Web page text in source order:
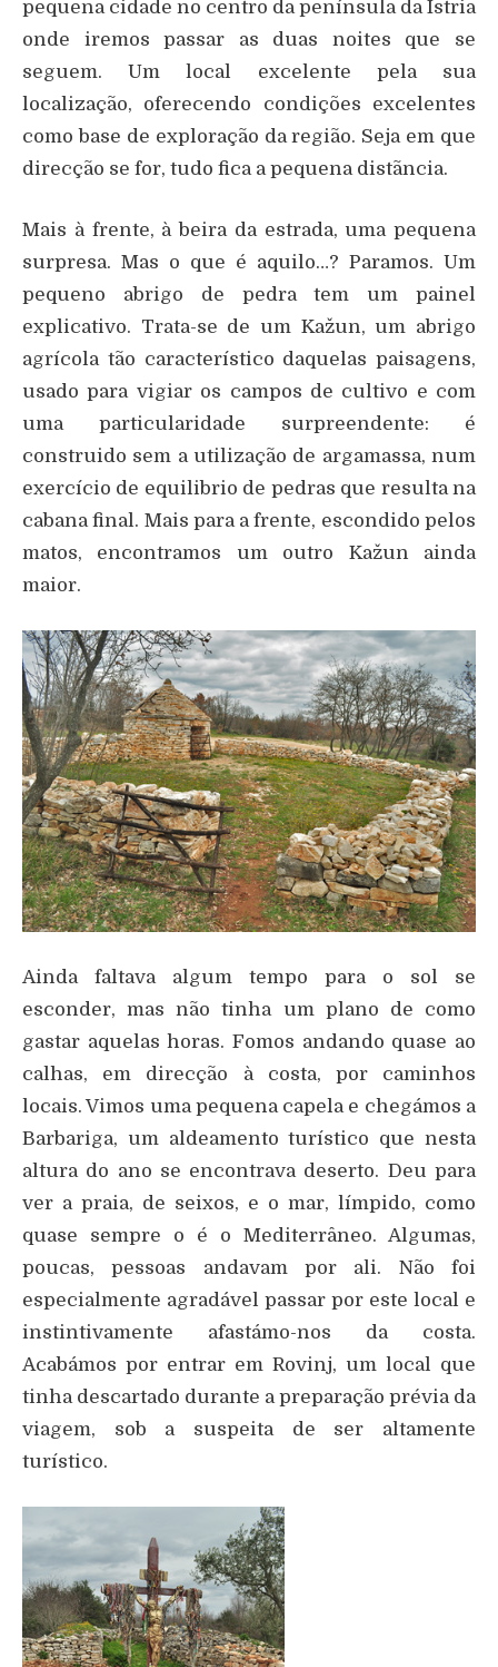
pequena cidade no centro da península da Istria
onde iremos passar as duas noites que se
seguem. Um local excelente pela sua
localização, oferecendo condições excelentes
como base de exploração da região. Seja em que
direcção se for, tudo fica a pequena distãncia.
Mais à frente, à beira da estrada, uma pequena
surpresa. Mas o que é aquilo…? Paramos. Um
pequeno abrigo de pedra tem um painel
explicativo. Trata-se de um Kažun, um abrigo
agrícola tão característico daquelas paisagens,
usado para vigiar os campos de cultivo e com
uma particularidade surpreendente: é
construido sem a utilização de argamassa, num
exercício de equilibrio de pedras que resulta na
cabana final. Mais para a frente, escondido pelos
matos, encontramos um outro Kažun ainda
maior.
Ainda faltava algum tempo para o sol se
esconder, mas não tinha um plano de como
gastar aquelas horas. Fomos andando quase ao
calhas, em direcção à costa, por caminhos
locais. Vimos uma pequena capela e chegámos a
Barbariga, um aldeamento turístico que nesta
altura do ano se encontrava deserto. Deu para
ver a praia, de seixos, e o mar, límpido, como
quase sempre o é o Mediterrâneo. Algumas,
poucas, pessoas andavam por ali. Não foi
especialmente agradável passar por este local e
instintivamente afastámo-nos da costa.
Acabámos por entrar em Rovinj, um local que
tinha descartado durante a preparação prévia da
viagem, sob a suspeita de ser altamente
turístico.